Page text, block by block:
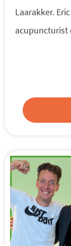
Laarakker.
acupuncturist